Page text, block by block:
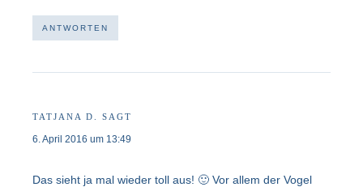
ANTWORTEN
TATJANA D. SAGT
6. April 2016 um 13:49
Das sieht ja mal wieder toll aus! 🙂 Vor allem der Vogel